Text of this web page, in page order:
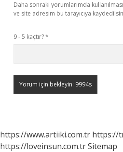
Daha sonraki yorumlarımda
ve site adresim bu tarayıcıya
9 - 5 kaçtır?*
https://www.artiiki.com.tr https://
https://loveinsun.com.trSitemap